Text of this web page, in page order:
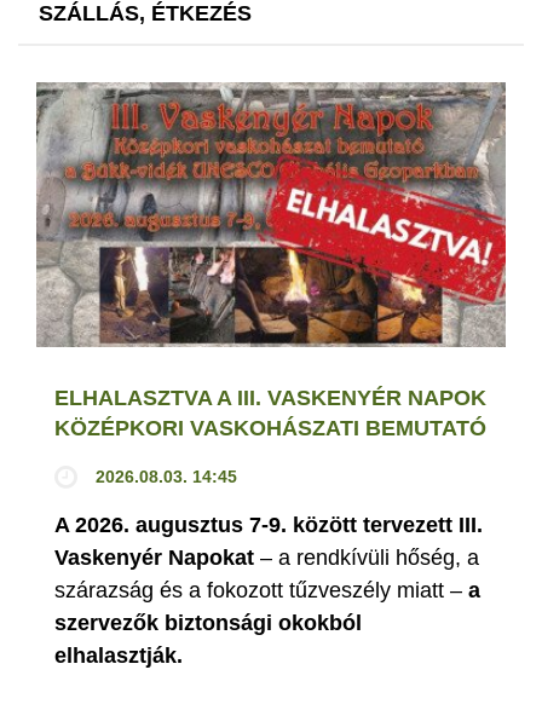
SZÁLLÁS, ÉTKEZÉS
ELHALASZTVA A III. VASKENYÉR NAPOK
KÖZÉPKORI VASKOHÁSZATI BEMUTATÓ
2026.08.03. 14:45
A 2026. augusztus 7-9. között tervezett III.
Vaskenyér Napokat – a rendkívüli hőség, a
szárazság és a fokozott tűzveszély miatt – a
szervezők biztonsági okokból
elhalasztják.